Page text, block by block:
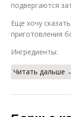
подвергаются
Еще хочу
приготовления
Ингредиенты:
Читать дальше